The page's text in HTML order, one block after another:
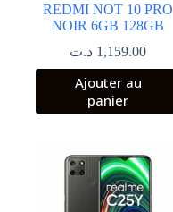
REDMI NOT 10 PRO
NOIR 6GB 128GB
1,159.00 د.ت
Ajouter au
panier